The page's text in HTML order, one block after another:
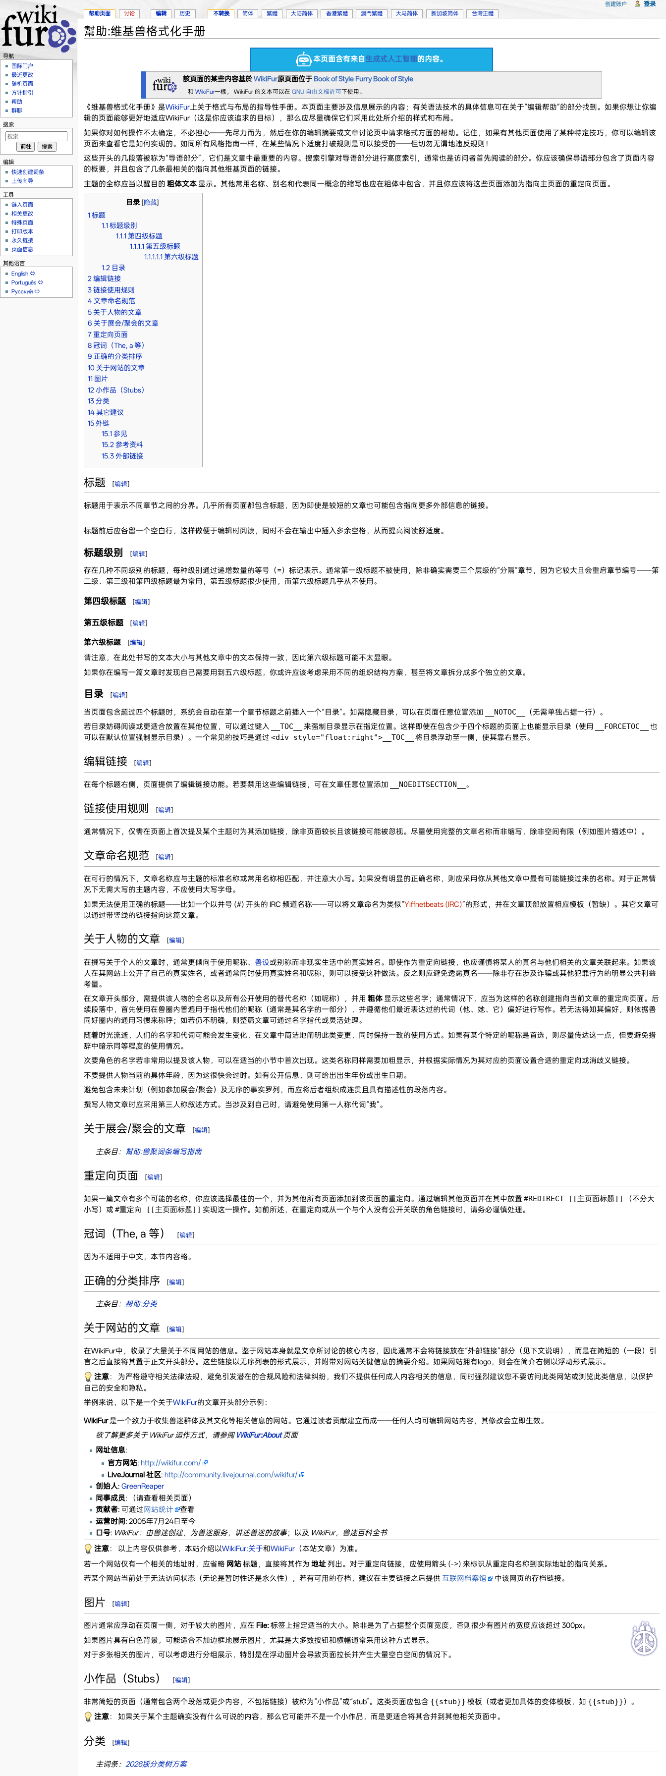
幫助:维基兽格式化手册
本页面含有来自生成式人工智能的内容。
該頁面的某些内容基於WikiFur原頁面位于 Book of Style Furry Book of Style
和 WikiFur一樣， WikiFur 的文本可以在 GNU 自由文檔許可下使用。
《维基兽格式化手册》是WikiFur上关于格式与布局的指导性手册。本页面主要涉及信息展示的内容；有关语法技术的具体信息可在关于“编辑帮助”的部分找到。如果你想让你编
辑的页面能够更好地适应WikiFur（这是你应该追求的目标），那么应尽量确保它们采用此处所介绍的样式和布局。
如果你对如何操作不太确定，不必担心——先尽力而为，然后在你的编辑摘要或文章讨论页中请求格式方面的帮助。记住，如果有其他页面使用了某种特定技巧，你可以编辑该
页面来查看它是如何实现的。如同所有风格指南一样，在某些情况下适度打破规则是可以接受的——但切勿无谓地违反规则！
这些开头的几段落被称为“导语部分”，它们是文章中最重要的内容。搜索引擎对导语部分进行高度索引，通常也是访问者首先阅读的部分。你应该确保导语部分包含了页面内容
的概要，并且包含了几条最相关的指向其他维基页面的链接。
主题的全称应当以醒目的 粗体文本显示。其他常用名称、别名和代表同一概念的缩写也应在粗体中包含，并且你应该将这些页面添加为指向主页面的重定向页面。
目录[隐藏]
1 标题
1.1 标题级别
1.1.1 第四级标题
1.1.1.1 第五级标题
1.1.1.1.1 第六级标题
1.2 目录
2 编辑链接
3 链接使用规则
4 文章命名规范
5 关于人物的文章
6 关于展会/聚会的文章
7 重定向页面
8 冠词（The, a 等）
9 正确的分类排序
10 关于网站的文章
11 图片
12 小作品（Stubs）
13 分类
14 其它建议
15 外链
15.1 参见
15.2参考资料
15.3外部链接
标题 [编辑]
标题用于表示不同章节之间的分界。几乎所有页面都包含标题，因为即使是较短的文章也可能包含指向更多外部信息的链接。
标题前后应各留一个空白行，这样做便于编辑时阅读，同时不会在输出中插入多余空格，从而提高阅读舒适度。
标题级别 [编辑]
存在几种不同级别的标题，每种级别通过递增数量的等号（=）标记表示。通常第一级标题不被使用，除非确实需要三个层级的“分隔”章节，因为它较大且会重启章节编号——第
二级、第三级和第四级标题最为常用，第五级标题很少使用，而第六级标题几乎从不使用。
第四级标题 [编辑]
第五级标题 [编辑]
第六级标题 [编辑]
请注意，在此处书写的文本大小与其他文章中的文本保持一致，因此第六级标题可能不太显眼。
如果你在编写一篇文章时发现自己需要用到五六级标题，你或许应该考虑采用不同的组织结构方案，甚至将文章拆分成多个独立的文章。
目录 [编辑]
当页面包含超过四个标题时，系统会自动在第一个章节标题之前插入一个“目录”。如需隐藏目录，可以在页面任意位置添加 __NOTOC__
（无需单独占据一行）。
若目录妨碍阅读或更适合放置在其他位置，可以通过键入
__TOC__ 来强制目录显示在指定位置。这样即使在包含少于四个标题的页面上也能显示目录（使用 __FORCETOC__
也
可以在默认位置强制显示目录）。一个常见的技巧是通过 <div style="float:right">__TOC__ 将目录浮动至一侧，使其靠右显示。
编辑链接 [编辑]
在每个标题右侧，页面提供了编辑链接功能。若要禁用这些编辑链接，可在文章任意位置添加 __NOEDITSECTION__ 。
链接使用规则 [编辑]
通常情况下，仅需在页面上首次提及某个主题时为其添加链接，除非页面较长且该链接可能被忽视。尽量使用完整的文章名称而非缩写，除非空间有限（例如图片描述中）。
文章命名规范 [编辑]
在可行的情况下，文章名称应与主题的标准名称或常用名称相匹配，并注意大小写。如果没有明显的正确名称，则应采用你从其他文章中最有可能链接过来的名称。对于正常情
况下无需大写的主题内容，不应使用大写字母。
如果无法使用正确的标题——比如一个以井号 (#) 开头的 IRC 频道名称——可以将文章命名为类似“Yiffnetbeats (IRC)”的形式，并在文章顶部放置相应模板（暂缺）。其它文章可
以通过带竖线的链接指向这篇文章。
关于人物的文章 [编辑]
在撰写关于个人的文章时，通常更倾向于使用呢称、 兽设或别称而非现实生活中的真实姓名。即使作为重定向链接，也应谨慎将某人的真名与他们相关的文章关联起来。如果该
人在其网站上公开了自己的真实姓名，或者通常同时使用真实姓名和呢称，则可以接受这种做法。反之则应避免透露真名——除非存在涉及诈骗或其他犯罪行为的明显公共利益
考量。
在文章开头部分，需提供该人物的全名以及所有公开使用的替代名称（如呢称），并用 粗体显示这些名字；通常情况下，应当为这样的名称创建指向当前文章的重定向页面。后
续段落中，首先使用在兽圈内普遍用于指代他们的呢称（通常是其名字的一部分），并遵循他们最近表达过的代词（他、她、它）偏好进行写作。若无法得知其偏好，则依据兽
同好圈内的通用习惯来称呼；如若仍不明确，则整篇文章可通过名字指代或灵活处理。
随着时光流逝，人们的名字和代词可能会发生变化，在文章中简洁地阐明此类变更，同时保持一致的使用方式。如果有某个特定的呢称是首选，则尽量传达这一点，但要避免措
辞中暗示同等程度的使用情况。
次要角色的名字若非常用以提及该人物，可以在适当的小节中首次出现。这类名称同样需要加粗显示，并根据实际情况为其对应的页面设置合适的重定向或消歧义链接。
不要提供人物当前的具体年龄，因为这很快会过时。如有公开信息，则可给出出生年份或出生日期。
避免包含未来计划（例如参加展会/聚会）及无序的事实罗列，而应将后者组织成连贯且具有描述性的段落内容。
撰写人物文章时应采用第三人称叙述方式。当涉及到自己时，请避免使用第一人称代词“我”。
关于展会/聚会的文章 [编辑]
主条目： 幫助:兽聚词条编写指南
重定向页面 [编辑]
如果一篇文章有多个可能的名称，你应该选择最佳的一个，并为其他所有页面添加到该页面的重定向。通过编辑其他页面并在其中放置 #REDIRECT [[主页面标题]]
（不分大
小写）或 #重定向 [[主页面标题]] 实现这一操作。如前所述，在重定向或从一个与个人没有公开关联的角色链接时，请务必谨慎处理。
冠词（The, a 等） [编辑]
因为不适用于中文，本节内容略。
正确的分类排序 [编辑]
主条目： 帮助:分类
关于网站的文章 [编辑]
在WikiFur中，收录了大量关于不同网站的信息。鉴于网站本身就是文章所讨论的核心内容，因此通常不会将链接放在“外部链接”部分（见下文说明），而是在简短的（一段）引
言之后直接将其置于正文开头部分。这些链接以无序列表的形式展示，并附带对网站关键信息的摘要介绍。如果网站拥有logo，则会在简介右侧以浮动形式展示。
注意： 为严格遵守相关法律法规，避免引发潜在的合规风险和法律纠纷，我们不提供任何成人内容相关的信息，同时强烈建议您不要访问此类网站或浏览此类信息，以保护
自己的安全和隐私。
举例来说，以下是一个关于WikiFur的文章开头部分示例：
WikiFur是一个致力于收集兽迷群体及其文化等相关信息的网站。它通过读者贡献建立而成——任何人均可编辑网站内容，其修改会立即生效。
欲了解更多关于 WikiFur 运作方式，请参阅 WikiFur:About页面
网址信息:
官方网站: http://wikifur.com/
LiveJournal 社区: http://community.livejournal.com/wikifur/
创始人: GreenReaper
同事成员: （请查看相关页面）
贡献者: 可通过网站统计
查看
运营时间: 2005年7月24日至今
口号: WikiFur：由兽迷创建，为兽迷服务，讲述兽迷的故事；以及 WikiFur，兽迷百科全书
注意： 以上内容仅供参考，本站介绍以WikiFur:关于和WikiFur（本站文章）为准。
若一个网站仅有一个相关的地址时，应省略 网站标题，直接将其作为 地址列出。对于重定向链接，应使用箭头 (->) 来标识从重定向名称到实际地址的指向关系。
若某个网站当前处于无法访问状态（无论是暂时性还是永久性），若有可用的存档，建议在主要链接之后提供 互联网档案馆 中该网页的存档链接。
图片 [编辑]
图片通常应浮动在页面一侧，对于较大的图片，应在 File:标签上指定适当的大小。除非是为了占据整个页面宽度，否则很少有图片的宽度应该超过 300px。
如果图片具有白色背景，可能适合不加边框地展示图片，尤其是大多数按钮和横幅通常采用这种方式显示。
对于多张相关的图片，可以考虑进行分组展示，特别是在浮动图片会导致页面拉长并产生大量空白空间的情况下。
小作品（Stubs） [编辑]
非常简短的页面（通常包含两个段落或更少内容，不包括链接）被称为“小作品”或“stub”。这类页面应包含 {{stub}} 模板（或者更加具体的变体模板，如 {{stub}}）。
注意： 如果关于某个主题确实没有什么可说的内容，那么它可能并不是一个小作品，而是更适合将其合并到其他相关页面中。
分类 [编辑]
主词条： 2026版分类树方案
帮助页面 讨论 编辑 历史 不转换 简体 繁體 大陆简体 香港繁體 澳門繁體 大马简体 新加坡简体 台灣正體
创建账户 登录
导航
国际门户
最近更改
随机页面
方针指引
帮助
群聊
搜索
编辑
快速创建词条
上传向导
工具
链入页面
相关更改
特殊页面
打印版本
永久链接
页面信息
其他语言
English ⇔
Português ⇔
Русский ⇔